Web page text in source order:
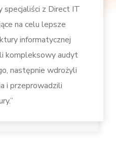
specjaliści z Direct IT
na celu lepsze
informatycznej
kompleksowy audyt
następnie wdrożyli
i przeprowadzili